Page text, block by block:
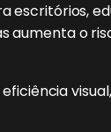
escritórios,
aumenta o